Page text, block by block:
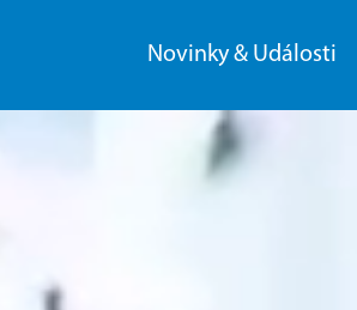
Novinky & Události